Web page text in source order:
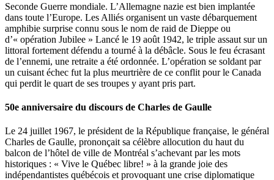
Seconde Guerre mondiale. L’Allemagne nazie est bien implantée
dans toute l’Europe. Les Alliés organisent un vaste débarquement
amphibie surprise connu sous le nom de raid de Dieppe ou
d’« opération Jubilee » Lancé le 19 août 1942, le triple assaut sur un
littoral fortement défendu a tourné à la débâcle. Sous le feu écrasant
de l’ennemi, une retraite a été ordonnée. L’opération se soldant par
un cuisant échec fut la plus meurtrière de ce conflit pour le Canada
qui perdit le quart de ses troupes y ayant pris part.
50e anniversaire du discours de Charles de Gaulle
Le 24 juillet 1967, le président de la République française, le général
Charles de Gaulle, prononçait sa célèbre allocution du haut du
balcon de l’hôtel de ville de Montréal s’achevant par les mots
historiques : « Vive le Québec libre! » à la grande joie des
indépendantistes québécois et provoquant une crise diplomatique